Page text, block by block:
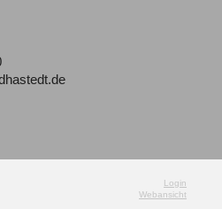
Login
Webansicht